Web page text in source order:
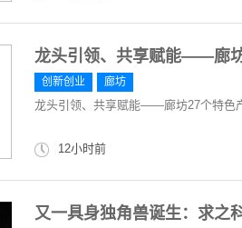
龙头引领、共享赋能——廊
创新创业 廊坊
龙头引领、共享赋能——廊坊27个特色
12小时前
又一具身独角兽诞生：求之